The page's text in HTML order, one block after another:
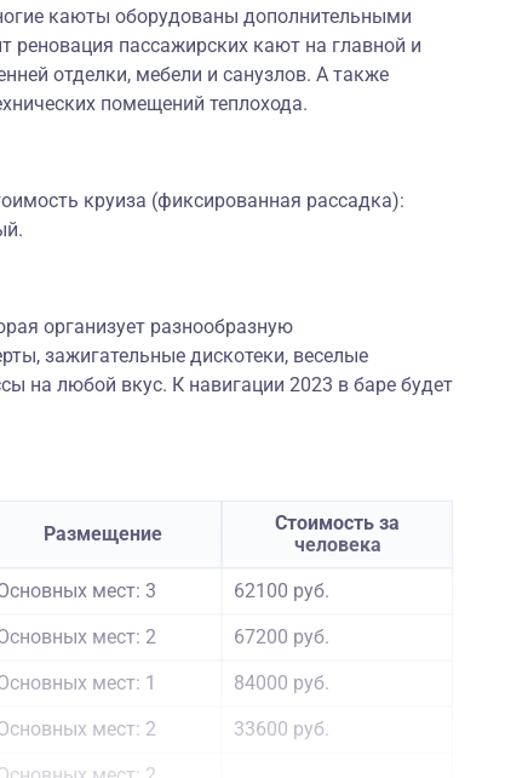
каюты оборудованы дополнительными
реновация пассажирских кают на главной и
отделки, мебели и санузлов. А также
помещений теплохода.
круиза (фиксированная рассадка):
организует разнообразную
зажигательные дискотеки, веселые
на любой вкус. К навигации 2023 в баре будет
Размещение
Стоимость за
человека
мест: 3
62100 руб.
мест: 2
67200 руб.
мест: 1
84000 руб.
мест: 2
33600 руб.